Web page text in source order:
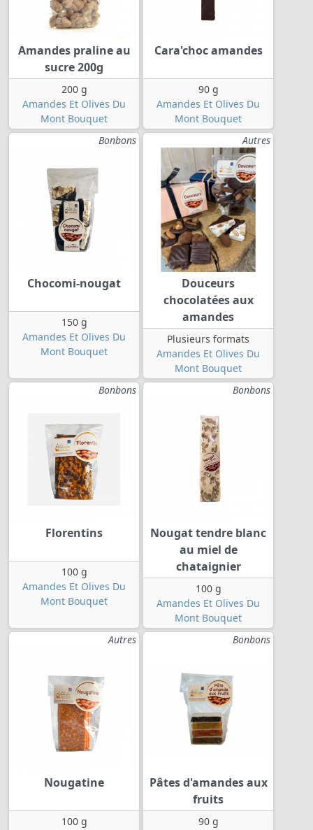
Amandes praline au
sucre 200g
200 g
Amandes Et Olives Du
Mont Bouquet
Cara'choc amandes
90 g
Amandes Et Olives Du
Mont Bouquet
Bonbons
Chocomi-nougat
150 g
Amandes Et Olives Du
Mont Bouquet
Autres
Douceurs
chocolatées aux
amandes
Plusieurs formats
Amandes Et Olives Du
Mont Bouquet
Bonbons
Florentins
100 g
Amandes Et Olives Du
Mont Bouquet
Bonbons
Nougat tendre blanc
au miel de
chataignier
100 g
Amandes Et Olives Du
Mont Bouquet
Autres
Nougatine
100 g
Bonbons
Pâtes d'amandes aux
fruits
90 g